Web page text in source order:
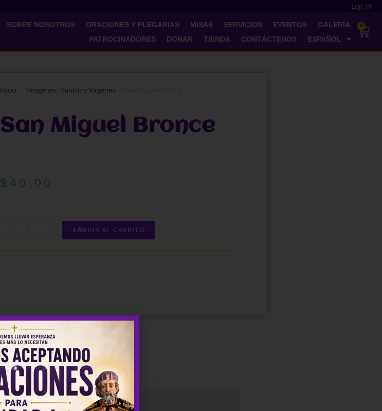
Log In
SOBRE NOSOTROS ORACIONES Y PLEGARIAS MISAS SERVICIOS EVENTOS
GALERÍA
PATROCINADORES
DONAR TIENDA CONTÁCTENOS ESPAÑOL
0
Inicio Imágenes - Santos y Vírgenes
San Miguel Bronce
$ 40.00
- + AÑADIR AL CARRITO